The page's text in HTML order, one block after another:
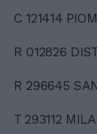
C 121414
R 012826
R 296645
T 293112